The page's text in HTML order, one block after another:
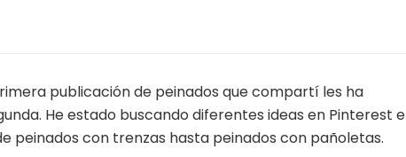
publicación de peinados que compartí les ha
He estado buscando diferentes ideas en Pinterest e
peinados con trenzas hasta peinados con pañoletas.